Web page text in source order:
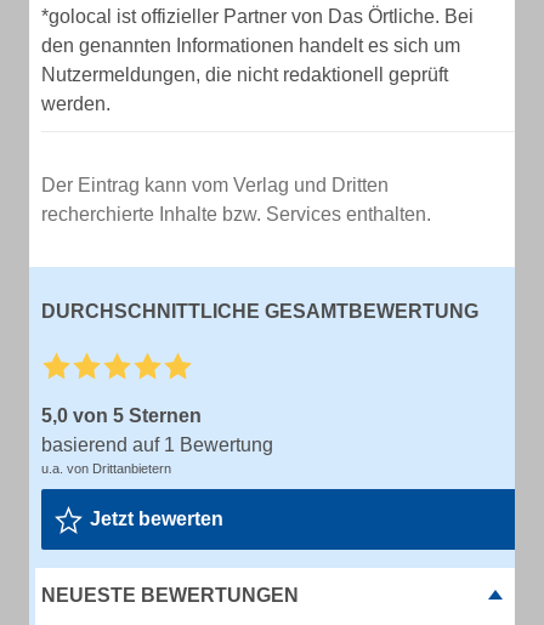
*golocal ist offizieller Partner von Das Örtliche. Bei
den genannten Informationen handelt es sich um
Nutzermeldungen, die nicht redaktionell geprüft
werden.
Der Eintrag kann vom Verlag und Dritten
recherchierte Inhalte bzw. Services enthalten.
DURCHSCHNITTLICHE GESAMTBEWERTUNG
5,0 von 5 Sternen
basierend auf 1 Bewertung
u.a. von Drittanbietern
Jetzt bewerten
NEUESTE BEWERTUNGEN